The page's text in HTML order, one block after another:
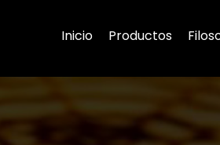
Inicio Productos